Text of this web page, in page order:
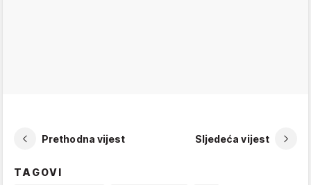
Prethodna vijest Sljedeća vijest
TAGOVI